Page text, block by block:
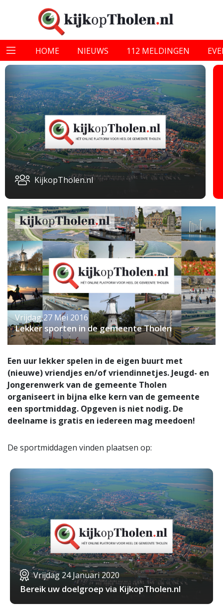
HOME NIEUWS 112 MELDINGEN
KijkopTholen.nl
Vrijdag 27 Mei 2016
Lekker sporten in de gemeente Tholen
Een uur lekker spelen in de eigen buurt met
(nieuwe) vriendjes en/of vriendinnetjes. Jeugd- en
Jongerenwerk van de gemeente Tholen
organiseert in bijna elke kern van de gemeente
een sportmiddag. Opgeven is niet nodig. De
deelname is gratis en iedereen mag meedoen!
De sportmiddagen vinden plaatsen op:
Vrijdag 24 Januari 2020
Bereik uw doelgroep via KijkopTholen.nl